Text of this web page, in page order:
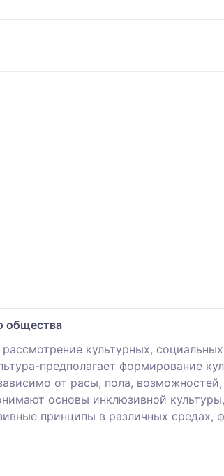
общества
культурных,
предполагает формирование
от расы, пола,
основы инклюзивной
принципы в различных